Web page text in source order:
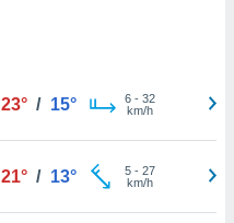
23° / 15° 6- 32
km/h
21° / 13° 5- 27
km/h